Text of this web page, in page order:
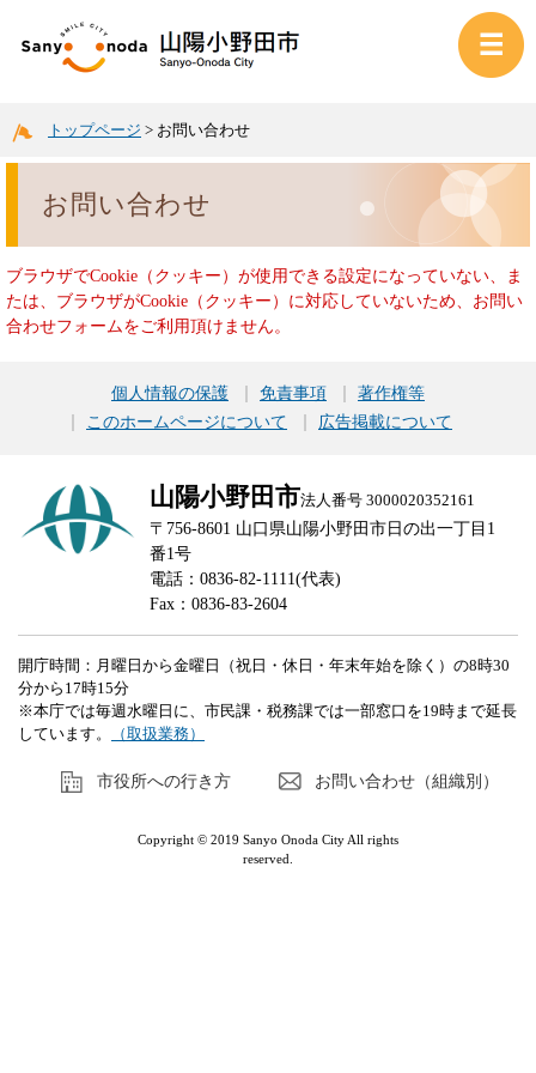
トップページ > お問い合わせ
お問い合わせ
ブラウザでCookie（クッキー）が使用できる設定になっていない、ま
たは、ブラウザがCookie（クッキー）に対応していないため、お問い
合わせフォームをご利用頂けません。
個人情報の保護 免責事項
著作権等
このホームページについて
広告掲載について
山陽小野田市法人番号 3000020352161
〒756-8601 山口県山陽小野田市日の出一丁目1
番1号
電話：0836-82-1111(代表)
Fax：0836-83-2604
開庁時間：月曜日から金曜日（祝日・休日・年末年始を除く）の8時30
分から17時15分
※本庁では毎週水曜日に、市民課・税務課では一部窓口を19時まで延長
しています。
（取扱業務）
市役所への行き方 お問い合わせ（組織別）
Copyright © 2019 Sanyo Onoda City All rights
reserved.